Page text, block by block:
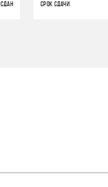
СДАН СРОК СДАЧИ